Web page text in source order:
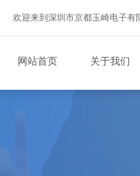
欢迎来到深圳市京都玉崎电子有
网站首页 关于我们